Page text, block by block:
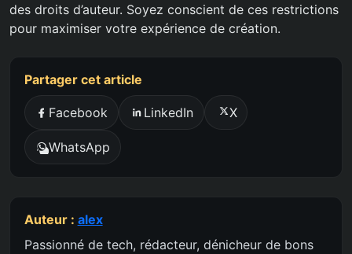
des droits d’auteur. Soyez conscient de ces restrictions
pour maximiser votre expérience de création.
Partager cet article
Facebook LinkedIn X
WhatsApp
Auteur : alex
Passionné de tech, rédacteur, dénicheur de bons